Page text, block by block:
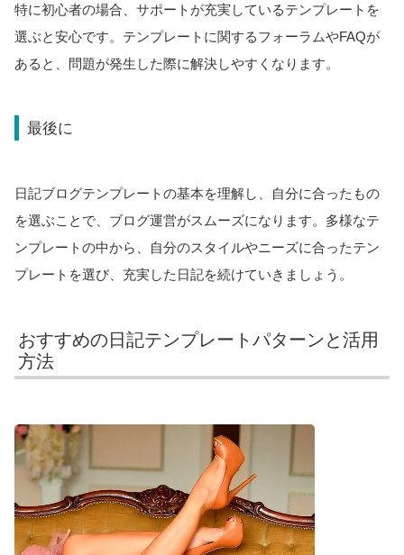
特に初心者の場合、サポートが充実しているテンプレートを
選ぶと安心です。テンプレートに関するフォーラムやFAQが
あると、問題が発生した際に解決しやすくなります。
最後に
日記ブログテンプレートの基本を理解し、自分に合ったもの
を選ぶことで、ブログ運営がスムーズになります。多様なテ
ンプレートの中から、自分のスタイルやニーズに合ったテン
プレートを選び、充実した日記を続けていきましょう。
おすすめの日記テンプレートパターンと活用
方法